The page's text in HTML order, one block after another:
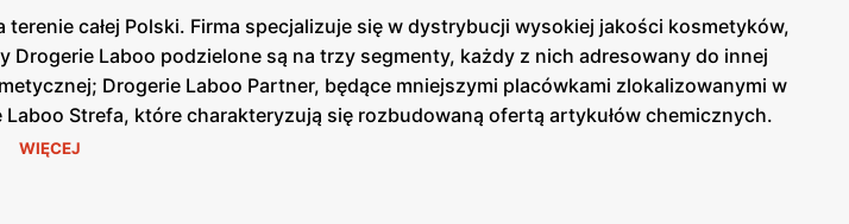
całej Polski. Firma specjalizuje się w dystrybucji wysokiej jakości kosmetyków,
Laboo podzielone są na trzy segmenty, każdy z nich adresowany do innej
Drogerie Laboo Partner, będące mniejszymi placówkami zlokalizowanymi w
Strefa, które charakteryzują się rozbudowaną ofertą artykułów chemicznych.
WIĘCEJ